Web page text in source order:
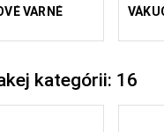
VARNÉ
kategórii: 16